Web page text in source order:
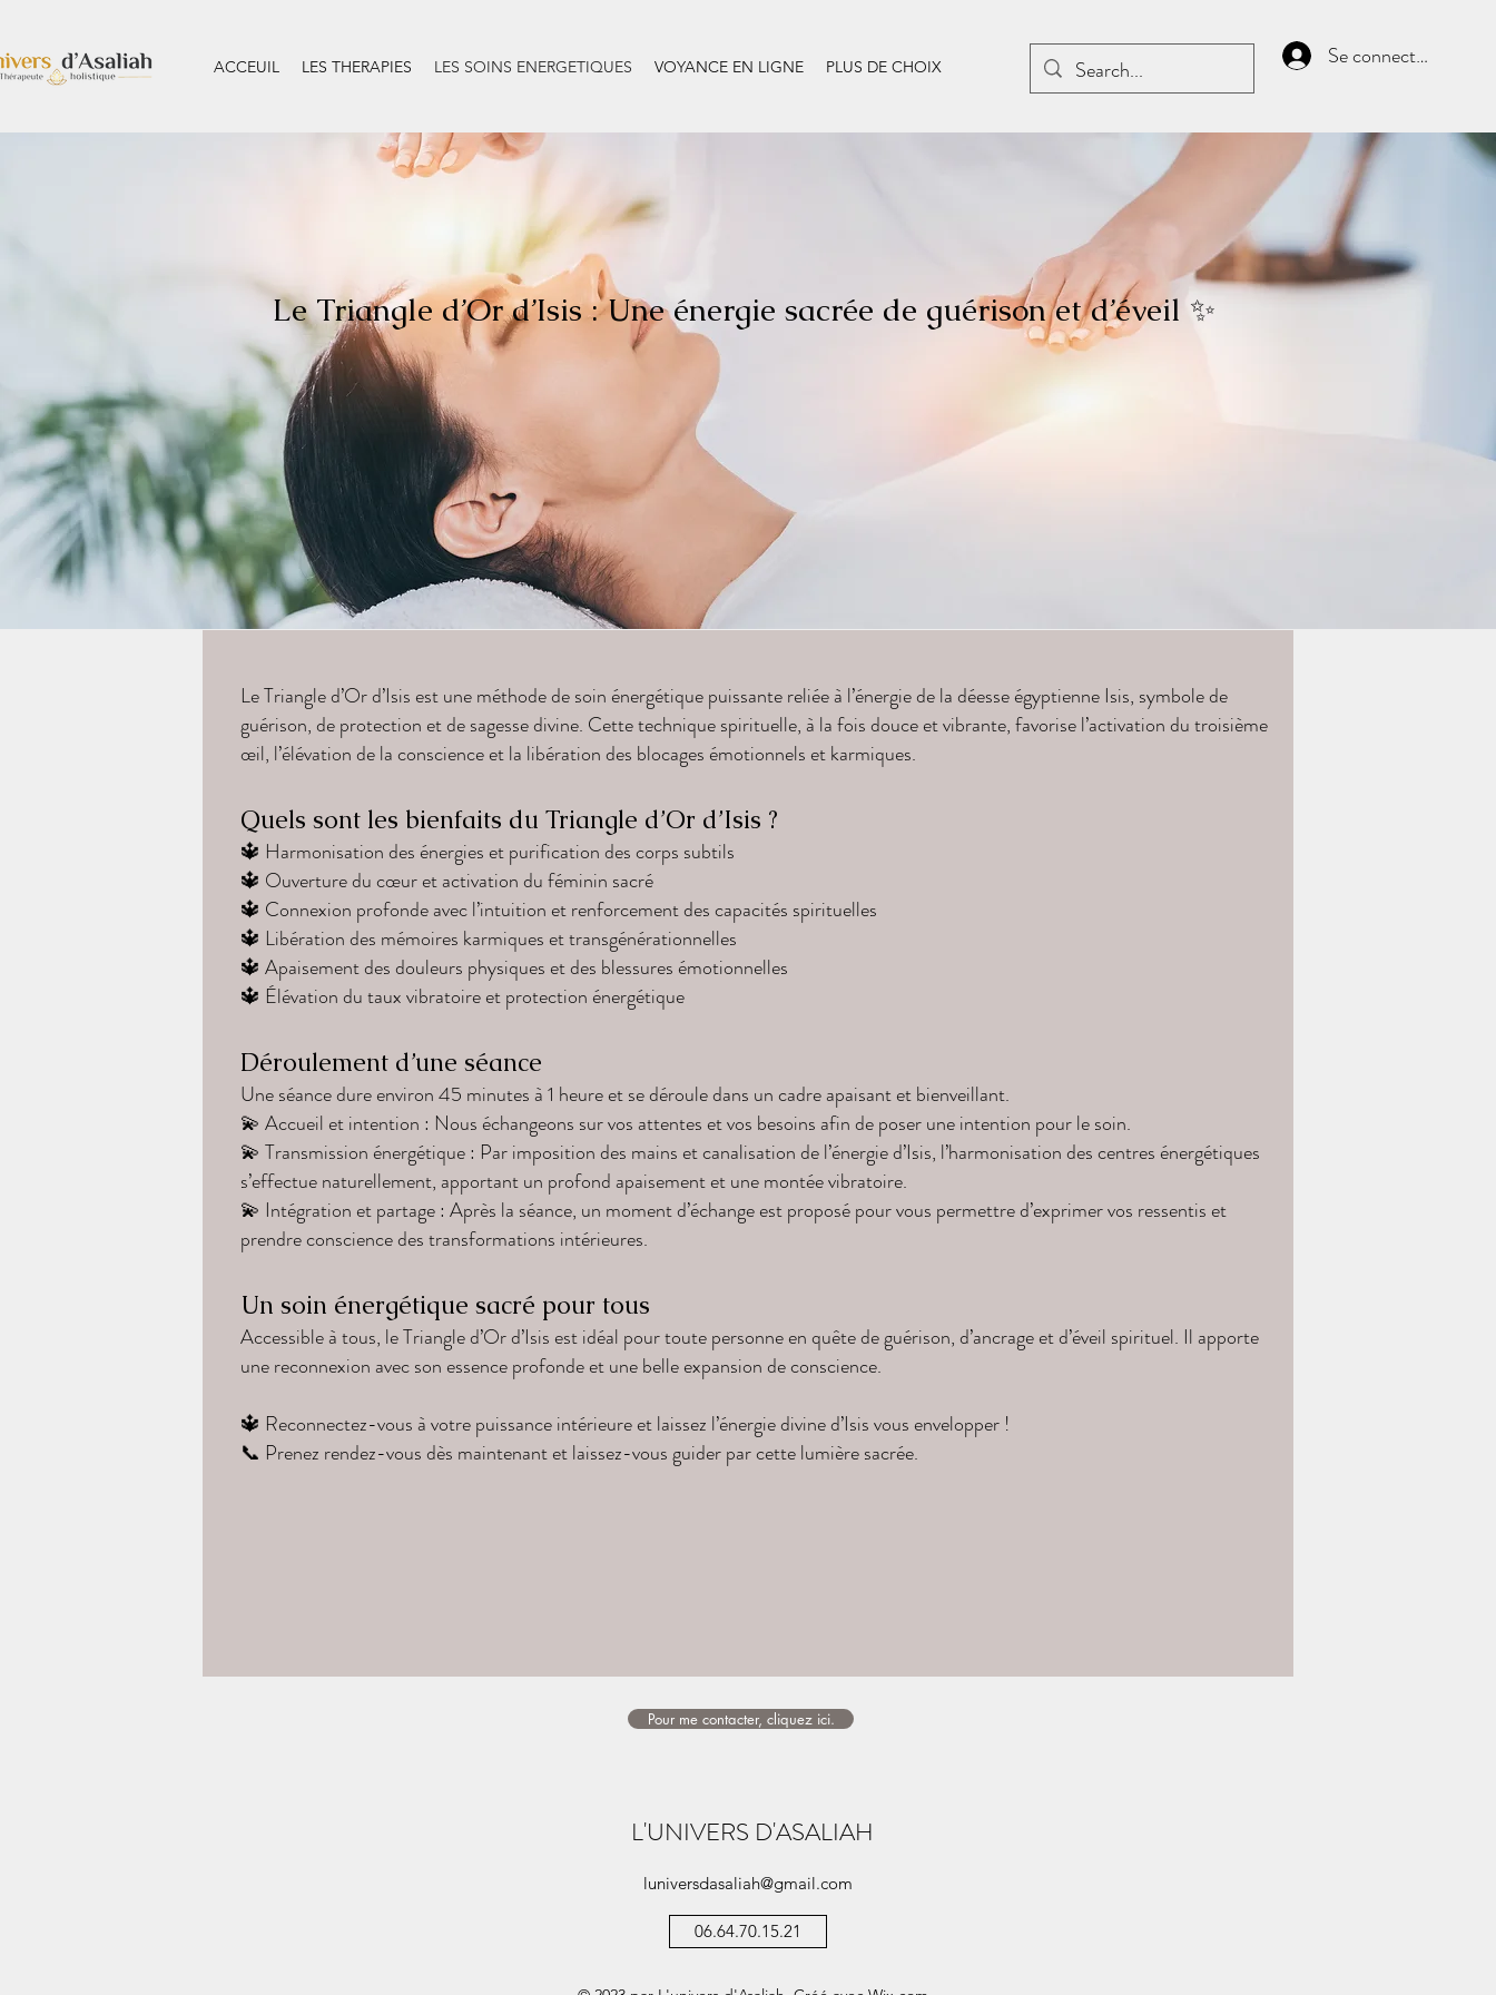
ACCEUIL LES THERAPIES LES SOINS ENERGETIQUES VOYANCE EN LIGNE PLUS DE CHOIX Se connecter
Le Triangle d’Or d’Isis : Une énergie sacrée de guérison et d’éveil ✨
Le Triangle d’Or d’Isis est une méthode de soin énergétique puissante reliée à l’énergie de la déesse égyptienne Isis, symbole de
guérison, de protection et de sagesse divine. Cette technique spirituelle, à la fois douce et vibrante, favorise l’activation du troisième
œil, l’élévation de la conscience et la libération des blocages émotionnels et karmiques.
Quels sont les bienfaits du Triangle d’Or d’Isis ?
🔱 Harmonisation des énergies et purification des corps subtils
🔱 Ouverture du cœur et activation du féminin sacré
🔱 Connexion profonde avec l’intuition et renforcement des capacités spirituelles
🔱 Libération des mémoires karmiques et transgénérationnelles
🔱 Apaisement des douleurs physiques et des blessures émotionnelles
🔱 Élévation du taux vibratoire et protection énergétique
Déroulement d’une séance
Une séance dure environ 45 minutes à 1 heure et se déroule dans un cadre apaisant et bienveillant.
💫 Accueil et intention : Nous échangeons sur vos attentes et vos besoins afin de poser une intention pour le soin.
💫 Transmission énergétique : Par imposition des mains et canalisation de l’énergie d’Isis, l’harmonisation des centres énergétiques
s’effectue naturellement, apportant un profond apaisement et une montée vibratoire.
💫 Intégration et partage : Après la séance, un moment d’échange est proposé pour vous permettre d’exprimer vos ressentis et
prendre conscience des transformations intérieures.
Un soin énergétique sacré pour tous
Accessible à tous, le Triangle d’Or d’Isis est idéal pour toute personne en quête de guérison, d’ancrage et d’éveil spirituel. Il apporte
une reconnexion avec son essence profonde et une belle expansion de conscience.
🔱 Reconnectez-vous à votre puissance intérieure et laissez l’énergie divine d’Isis vous envelopper !
📞 Prenez rendez-vous dès maintenant et laissez-vous guider par cette lumière sacrée.
Pour me contacter, cliquez ici.
L'UNIVERS D'ASALIAH
luniversdasaliah@gmail.com
06.64.70.15.21